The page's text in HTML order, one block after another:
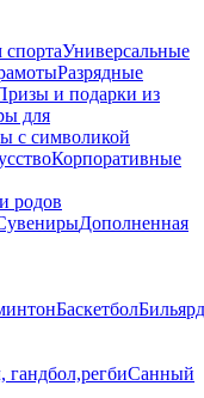
Универсальные
Разрядные
и подарки из
для
с символикой
Корпоративные
родов
Дополненная
БаскетболБильярд
гандбол,регбиСанный